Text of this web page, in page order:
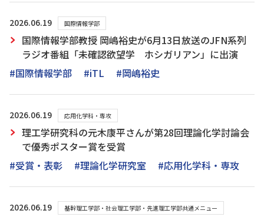
2026.06.19 国際情報学部
国際情報学部教授 岡嶋裕史が6月13日放送のJFN系列
ラジオ番組「未確認欲望学 ホシガリアン」に出演
#国際情報学部
#iTL #岡嶋裕史
2026.06.19 応用化学科・専攻
理工学研究科の元木康平さんが第28回理論化学討論会
で優秀ポスター賞を受賞
#受賞・表彰
#理論化学研究室 #応用化学科・専攻
2026.06.19 基幹理工学部・社会理工学部・先進理工学部共通メニュー